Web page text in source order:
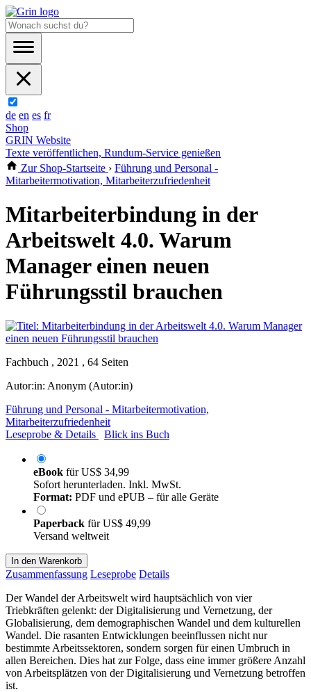
de en es fr
Shop
GRIN Website
Texte veröffentlichen, Rundum-Service genießen
Zur Shop-Startseite › Führung und Personal -
Mitarbeitermotivation, Mitarbeiterzufriedenheit
Mitarbeiterbindung in der
Arbeitswelt 4.0. Warum
Manager einen neuen
Führungsstil brauchen
Fachbuch , 2021 , 64 Seiten
Autor:in: Anonym (Autor:in)
Führung und Personal - Mitarbeitermotivation,
Mitarbeiterzufriedenheit
Leseprobe & Details
Blick ins Buch
eBook fürUS$ 34,99
Sofort herunterladen. Inkl. MwSt.
Format: PDF und ePUB – für alle Geräte
Paperback fürUS$ 49,99
Versand weltweit
In den Warenkorb
Zusammenfassung Leseprobe Details
Der Wandel der Arbeitswelt wird hauptsächlich von vier
Triebkräften gelenkt: der Digitalisierung und Vernetzung, der
Globalisierung, dem demographischen Wandel und dem kulturellen
Wandel. Die rasanten Entwicklungen beeinflussen nicht nur
bestimmte Arbeitssektoren, sondern sorgen für einen Umbruch in
allen Bereichen. Dies hat zur Folge, dass eine immer größere Anzahl
von Arbeitsplätzen von der Digitalisierung und Vernetzung betroffen
ist.